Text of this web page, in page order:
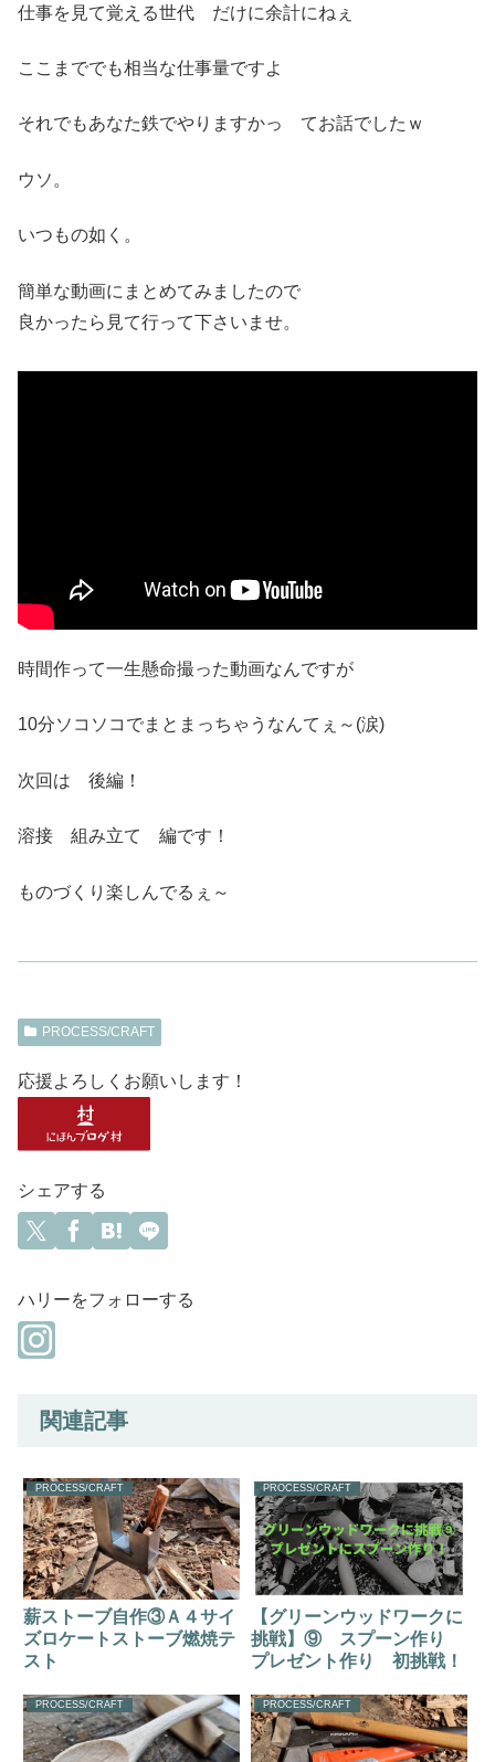
仕事を見て覚える世代 だけに余計にねぇ
ここまででも相当な仕事量ですよ
それでもあなた鉄でやりますかっ てお話でしたｗ
ウソ。
いつもの如く。
簡単な動画にまとめてみましたので
良かったら見て行って下さいませ。
時間作って一生懸命撮った動画なんですが
10分ソコソコでまとまっちゃうなんてぇ～(涙)
次回は 後編！
溶接 組み立て 編です！
ものづくり楽しんでるぇ～
PROCESS/CRAFT
応援よろしくお願いします！
シェアする
ハリーをフォローする
関連記事
PROCESS/CRAFT
薪ストーブ自作③Ａ４サイ
ズロケートストーブ燃焼テ
スト
PROCESS/CRAFT
【グリーンウッドワークに
挑戦】⑨ スプーン作り
プレゼント作り 初挑戦！
PROCESS/CRAFT PROCESS/CRAFT